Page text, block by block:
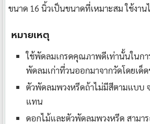
ขนาด 16 นิ้วเป็นขนาดที่เหมาะสม ใช้งา
หมายเหตุ
ใช้พัดลมเกรดคุณภาพดีเท่านั้นในกา
พัดลมเก่าที่วนออกมาจากวัดโดยเด็
ตัวพัดลมพวงหรีดถ้าไม่มีสีตามแบบ
แทน
ดอกไม้และตัวพัดลมพวงหรีด สามา